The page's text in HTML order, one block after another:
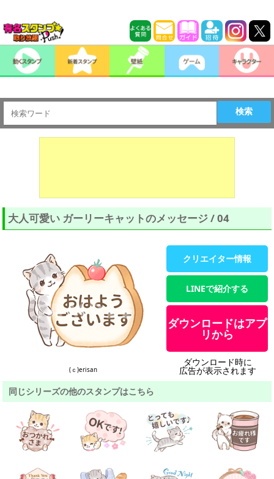
検索
大人可愛い ガーリーキャットのメッセージ / 04
(ｃ)erisan
クリエイター情報
LINEで紹介する
ダウンロードはアプ
リから
ダウンロード時に
広告が表示されます
同じシリーズの他のスタンプはこちら